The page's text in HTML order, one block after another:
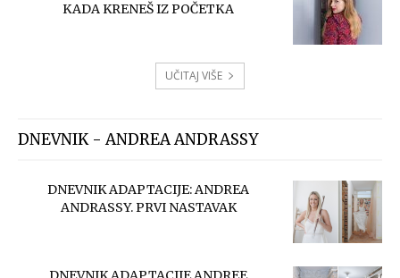
KADA KRENEŠ IZ POČETKA
UČITAJ VIŠE
DNEVNIK - ANDREA ANDRASSY
DNEVNIK ADAPTACIJE: ANDREA
ANDRASSY. PRVI NASTAVAK